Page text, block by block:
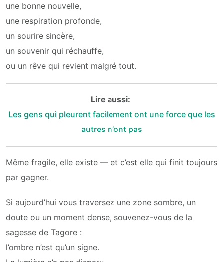
une bonne nouvelle,
une respiration profonde,
un sourire sincère,
un souvenir qui réchauffe,
ou un rêve qui revient malgré tout.
Lire aussi:
Les gens qui pleurent facilement ont une force que les
autres n’ont pas
Même fragile, elle existe — et c’est elle qui finit toujours
par gagner.
Si aujourd’hui vous traversez une zone sombre, un
doute ou un moment dense, souvenez-vous de la
sagesse de Tagore :
l’ombre n’est qu’un signe.